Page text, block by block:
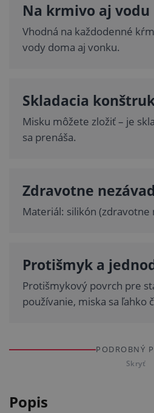
Na krmivo aj vodu
Vhodná na každodenné
vody doma aj vonku.
Skladacia
Misku môžete zložiť – je
sa prenáša.
Zdravotne
Materiál: silikón (zdravotne
Protišmyk a
Protišmykový povrch pre
používanie, miska sa ľahko
PODROBNÝ
Skryť
Popis